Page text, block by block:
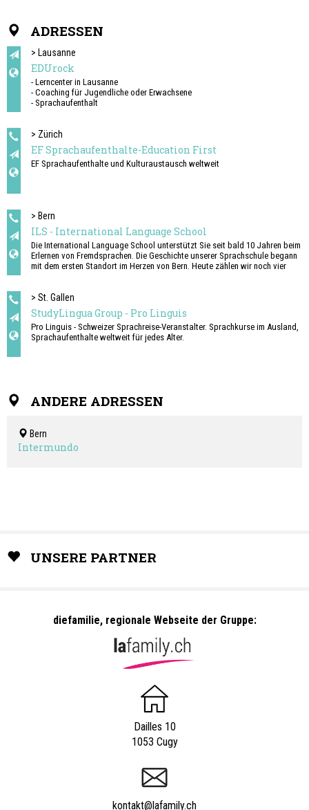
ADRESSEN
> Lausanne
EDUrock
- Lerncenter in Lausanne
- Coaching für Jugendliche oder Erwachsene
- Sprachaufenthalt
> Zürich
EF Sprachaufenthalte-Education First
EF Sprachaufenthalte und Kulturaustausch weltweit
> Bern
ILS - International Language School
Die International Language School unterstützt Sie seit bald 10 Jahren beim
Erlernen von Fremdsprachen. Die Geschichte unserer Sprachschule begann
mit dem ersten Standort im Herzen von Bern. Heute zählen wir noch vier
Die Kurse werden ausschliesslich als Tagesschulangebote an unseren
Standorten durchgeführt. Die ILS stellt weder Unterkünfte noch
Unterbringungsmöglichkeiten bei Gastfamilien zur Verfügung. Dies gilt für
alle Standorte.
> St. Gallen
StudyLingua Group - Pro Linguis
Pro Linguis - Schweizer Sprachreise-Veranstalter. Sprachkurse im Ausland,
Sprachaufenthalte weltweit für jedes Alter.
ANDERE ADRESSEN
Bern
Intermundo
UNSERE PARTNER
diefamilie, regionale Webseite der Gruppe:
Dailles 10
1053 Cugy
kontakt@lafamily.ch